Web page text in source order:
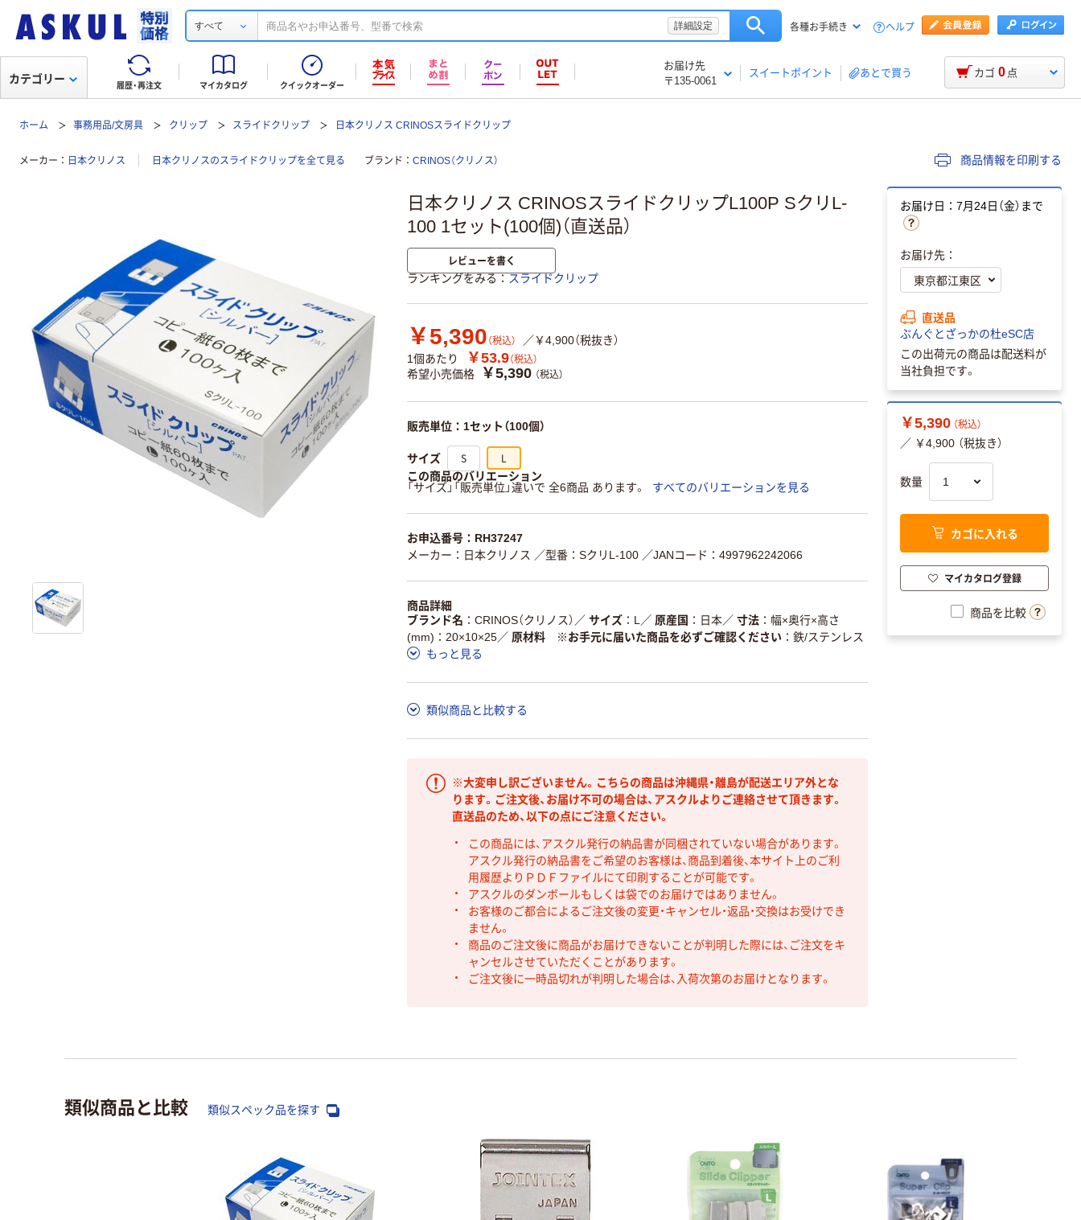
すべて 詳細設定 各種お手続き ヘルプ
履歴・再注文 マイカタログ クイックオーダー
お届け先
〒135-0061
スイートポイント あとで買う
カテゴリー カゴ 0 点
ホーム 事務用品/文房具 クリップ スライドクリップ 日本クリノス CRINOSスライドクリップ
メーカー 日本クリノス 日本クリノスのスライドクリップを全て見る ブランド CRINOS（クリノス） 商品情報を印刷する
日本クリノス CRINOSスライドクリップL100P SクリL-
100 1セット(100個)（直送品）
レビューを書く
ランキングをみる スライドクリップ
￥5,390 （税込）
／￥4,900（税抜き）
1個あたり
￥53.9（税込）
希望小売価格 ￥5,390 （税込）
販売単位：1セット（100個）
サイズ S L
この商品のバリエーション
「サイズ」「販売単位」違いで 全6商品 あります。
すべてのバリエーションを見る
お申込番号：RH37247
メーカー：日本クリノス ／型番：SクリL-100 ／JANコード：4997962242066
商品詳細
ブランド名
CRINOS（クリノス） ／ サイズ L ／ 原産国 日本／ 寸法
幅×奥行×高さ
(mm)：20×10×25／ 原材料 ※お手元に届いた商品を必ずご確認ください
鉄/ステンレス
もっと見る
類似商品と比較する
※大変申し訳ございません。こちらの商品は沖縄県・離島が配送エリア外とな
ります。ご注文後、お届け不可の場合は、アスクルよりご連絡させて頂きます。
直送品のため、以下の点にご注意ください。
この商品には、アスクル発行の納品書が同梱されていない場合があります。
アスクル発行の納品書をご希望のお客様は、商品到着後、本サイト上のご利
用履歴よりＰＤＦファイルにて印刷することが可能です。
アスクルのダンボールもしくは袋でのお届けではありません。
お客様のご都合によるご注文後の変更・キャンセル・返品・交換はお受けでき
ません。
商品のご注文後に商品がお届けできないことが判明した際には、ご注文をキ
ャンセルさせていただくことがあります。
ご注文後に一時品切れが判明した場合は、入荷次第のお届けとなります。
お届け日：7月24日（金）まで
お届け先：
直送品
ぶんぐとざっかの杜eSC店
この出荷元の商品は配送料が
当社負担です。
￥5,390 （税込）
／ ￥4,900 （税抜き）
数量
カゴに入れる
マイカタログ登録
商品を比較
類似商品と比較 類似スペック品を探す